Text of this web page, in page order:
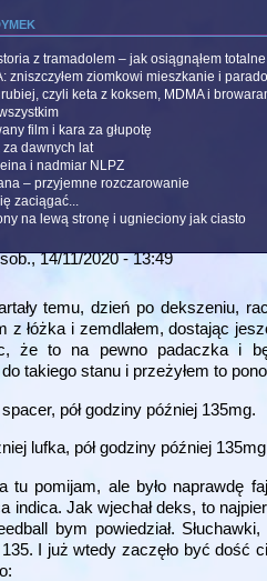
z tramadolem – jak osiągnąłem
zniszczyłem ziomkowi mieszkanie i
czyli keta z koksem, MDMA i
film i kara za głupotę
dawnych lat
i nadmiar NLPZ
– przyjemne rozczarowanie
zaciągać...
na lewą stronę i ugnieciony jak ciasto
14/11/2020 - 13:49
temu, dzień po dekszeniu,
z łóżka i zemdlałem, dostając
że to na pewno padaczka i
takiego stanu i przeżyłem to
pół godziny później 135mg.
lufka, pół godziny później
tu pomijam, ale było naprawdę
indica. Jak wjechał deks, to
bym powiedział.
I już wtedy zaczęło być dość